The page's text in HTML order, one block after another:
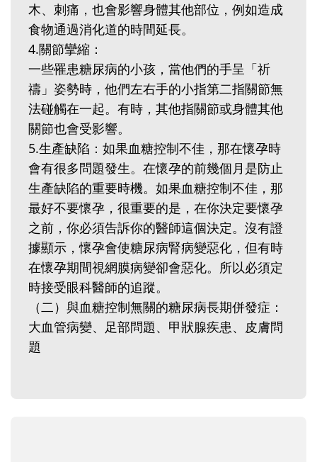
木、刺痛，也會影響身體其他部位，例如造成
食物通過消化道的時間延長。
4.關節攣縮：
一些罹患糖尿病的小孩，當他們的手呈「祈
禱」姿勢時，他們左右手的小指第二指關節無
法碰觸在一起。有時，其他指關節或身體其他
關節也會受影響。
5.生產缺陷：如果血糖控制不佳，那在懷孕時
會有很多問題發生。在懷孕的前幾個月是防止
生產缺陷的重要時機。如果血糖控制不佳，那
最好不要懷孕，很重要的是，在你決定要懷孕
之前，你必須告訴你的醫師這個決定。沒有證
據顯示，懷孕會使糖尿病腎病變惡化，但有時
在懷孕期間視網膜病變卻會惡化。所以必須定
時接受眼科醫師的追蹤。
（二）與血糖控制無關的糖尿病長期併發症：
大血管病變、足部問題、甲狀腺疾患、皮膚問
題